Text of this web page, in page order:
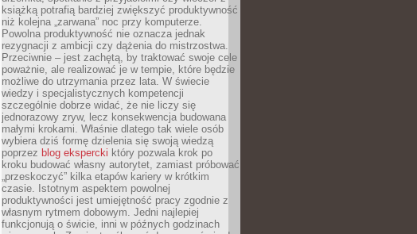
książką potrafią bardziej zwiększyć produktywność
niż kolejna „zarwana” noc przy komputerze.
Powolna produktywność nie oznacza jednak
rezygnacji z ambicji czy dążenia do mistrzostwa.
Przeciwnie – jest zachętą, by traktować swoje cele
poważnie, ale realizować je w tempie, które będzie
możliwe do utrzymania przez lata. W świecie
wiedzy i specjalistycznych kompetencji
szczególnie dobrze widać, że nie liczy się
jednorazowy zryw, lecz konsekwencja budowana
małymi krokami. Właśnie dlatego tak wiele osób
wybiera dziś formę dzielenia się swoją wiedzą
poprzez blog ekspercki który pozwala krok po
kroku budować własny autorytet, zamiast próbować
„przeskoczyć” kilka etapów kariery w krótkim
czasie. Istotnym aspektem powolnej
produktywności jest umiejętność pracy zgodnie z
własnym rytmem dobowym. Jedni najlepiej
funkcjonują o świcie, inni w późnych godzinach